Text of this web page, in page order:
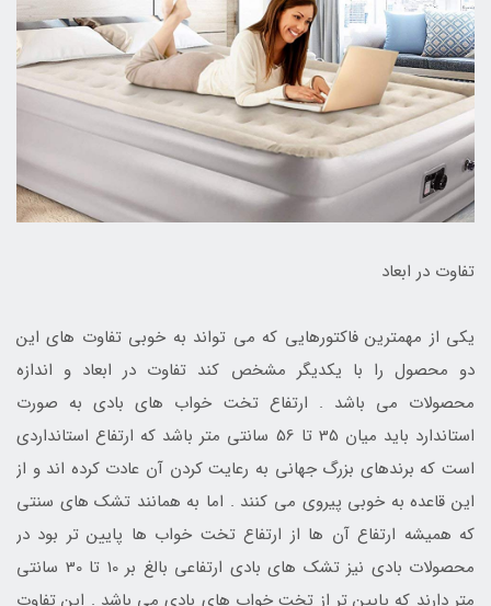
تفاوت در ابعاد
یکی از مهمترین فاکتورهایی که می تواند به خوبی تفاوت های این
دو محصول را با یکدیگر مشخص کند تفاوت در ابعاد و اندازه
محصولات می باشد . ارتفاع تخت خواب های بادی به صورت
استاندارد باید میان 35 تا 56 سانتی متر باشد که ارتفاع استانداردی
است که برندهای بزرگ جهانی به رعایت کردن آن عادت کرده اند و از
این قاعده به خوبی پیروی می کنند . اما به همانند تشک های سنتی
که همیشه ارتفاع آن ها از ارتفاع تخت خواب ها پایین تر بود در
محصولات بادی نیز تشک های بادی ارتفاعی بالغ بر 10 تا 30 سانتی